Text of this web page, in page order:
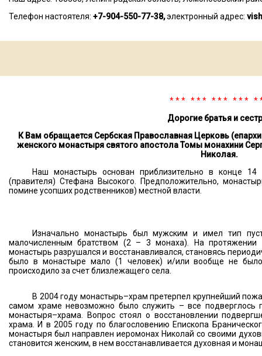
Телефон настоятеля: +7-904-550-77-38,электронный адрес:
* * * * * * * * * * * * *
Дорогие братья и
К Вам обращается Сербская Православная Церковь
женского монастыря святого апостола Томы монахини
Николая.
Наш монастырь основан приблизительно в конце
(правителя) Стефана Высокого. Предположительно,
помине усопших родственников) местной власти.
Изначально монастырь был мужским и имел тип
малочисленным братством (2 – 3 монаха). На протяжении
монастырь разрушался и восстанавливался, становясь
было в монастыре мало (1 человек) и/или вообще не
происходило за счет близлежащего села.
В 2004 году монастырь–храм претерпел крупнейший
самом храме невозможно было служить – все подверглось
монастыря–храма. Вопрос стоял о восстановлении
храма. И в 2005 году по благословению Епископа
монастыря был направлен иеромонах Николай со своими
становится женским, в нем восстанавливается духовная и